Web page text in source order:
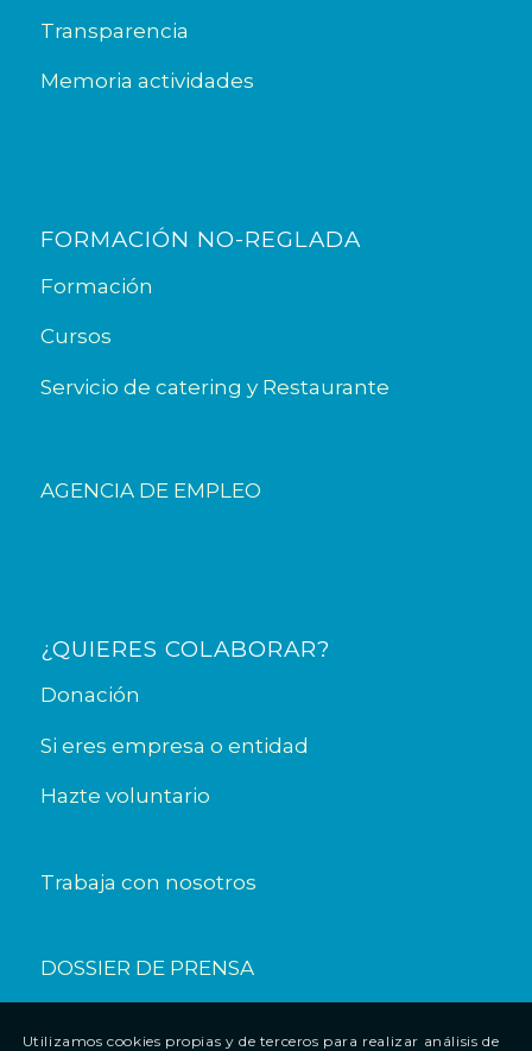
Transparencia
Memoria actividades
FORMACIÓN NO-REGLADA
Formación
Cursos
Servicio de catering y Restaurante
AGENCIA DE EMPLEO
¿QUIERES COLABORAR?
Donación
Si eres empresa o entidad
Hazte voluntario
Trabaja con nosotros
DOSSIER DE PRENSA
Utilizamos cookies propias y de terceros para realizar análisis de